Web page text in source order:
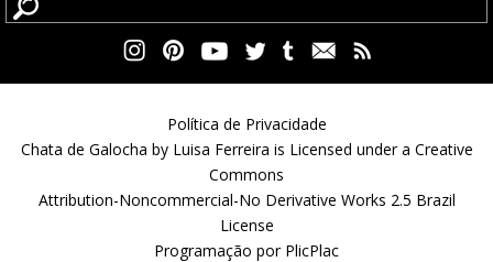
Política de Privacidade
Chata de Galocha by Luisa Ferreira is Licensed under a Creative
Commons
Attribution-Noncommercial-No Derivative Works 2.5 Brazil
License
Programação por PlicPlac